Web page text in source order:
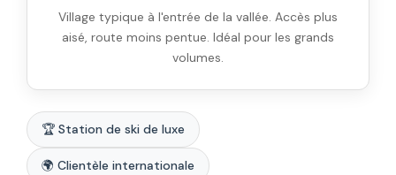
Village typique à l'entrée de la vallée. Accès plus
aisé, route moins pentue. Idéal pour les grands
volumes.
🏆 Station de ski de luxe
🌍 Clientèle internationale